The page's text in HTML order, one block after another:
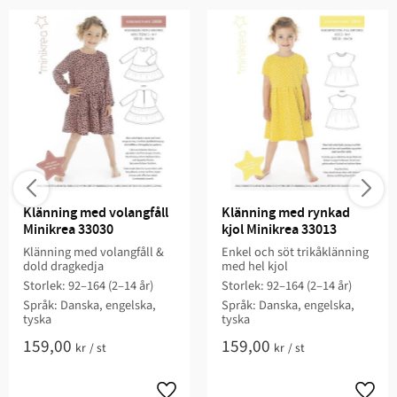
Klänning med volangfåll
Minikrea 33030
Klänning med volangfåll &
dold dragkedja
Storlek: 92–164 (2–14 år)
Språk: Danska, engelska,
tyska
159,00 kr /st
Klänning med rynkad
kjol Minikrea 33013
Enkel och söt trikåklänning
med hel kjol
Storlek: 92–164 (2–14 år)
Språk: Danska, engelska,
tyska
159,00 kr /st